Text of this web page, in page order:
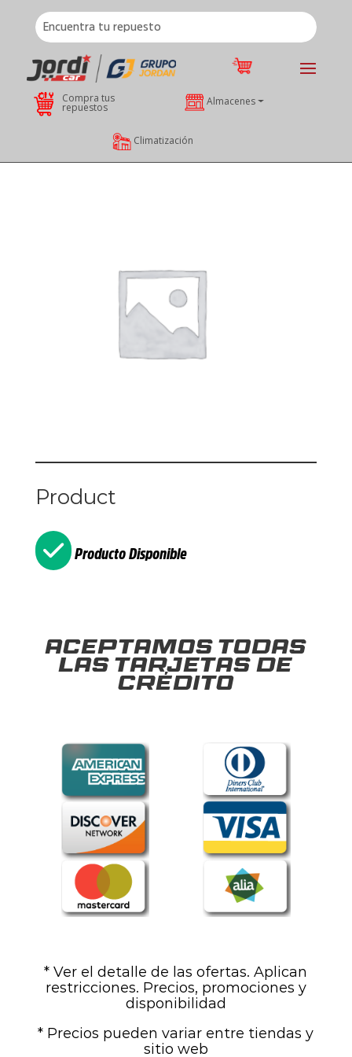
Compra tus
repuestos Almacenes
Climatización
Product
Producto Disponible
Aceptamos todas
las tarjetas de
crédito
* Ver el detalle de las ofertas. Aplican
restricciones. Precios, promociones y
disponibilidad
* Precios pueden variar entre tiendas y
sitio web